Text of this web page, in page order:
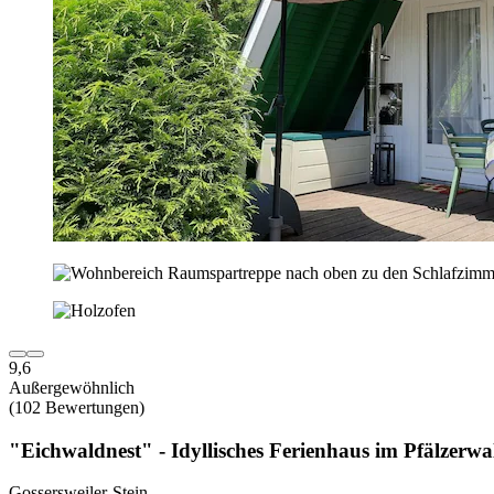
9,6
Außergewöhnlich
(102 Bewertungen)
"Eichwaldnest" - Idyllisches Ferienhaus im